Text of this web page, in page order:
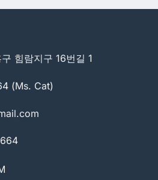
힘람지구 16번길 1
(Ms. Cat)